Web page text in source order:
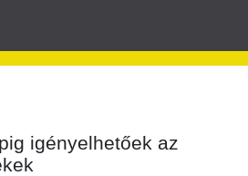
igényelhetőek az